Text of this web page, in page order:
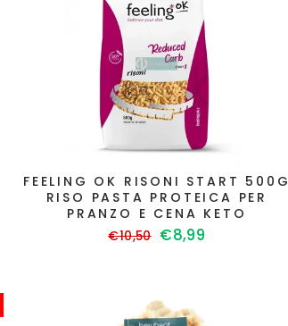
FEELING OK RISONI START 500G
RISO PASTA PROTEICA PER
PRANZO E CENA KETO
Prezzo
€10,50 Prezzo
€8,99